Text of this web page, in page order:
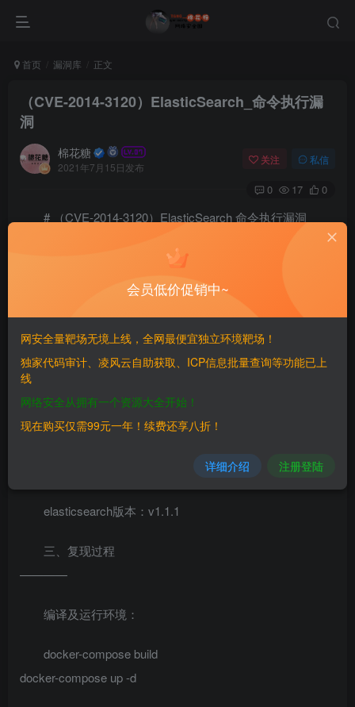
首页 漏洞库 正文
（CVE-2014-3120）ElasticSearch_命令执行漏
洞
棉花糖
2021年7月15日发布
关注 私信
0 17 0
# （CVE-2014-3120）ElasticSearch 命令执行漏洞
————
老版本ElasticSearch支持传入动态脚本（MVEL）来执
行一些复杂的操作，而MVEL可执行Java代码，而且没有沙
盒，所以我们可以直接执行任意代码。
elasticsearch版本：v1.1.1
三、复现过程
————
编译及运行环境：
docker-compose build
docker-compose up -d
会员低价促销中~
网安全量靶场无境上线，全网最便宜独立环境靶场！
独家代码审计、凌风云自助获取、ICP信息批量查询等功能已上
线
网络安全从拥有一个资源大全开始！
现在购买仅需99元一年！续费还享八折！
详细介绍 注册登陆